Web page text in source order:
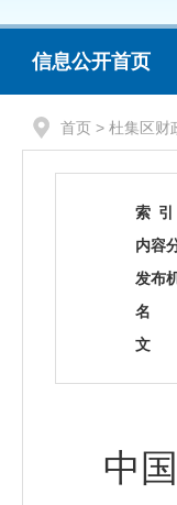
信息公开首页
首页 > 杜集区财
索 引
内容
发布
名
文
中